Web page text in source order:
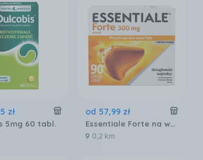
zł
5mg 60 tabl.
od 57,99 zł
Essentiale Forte na wątrobę 300mg 90 kaps.
0,2 km